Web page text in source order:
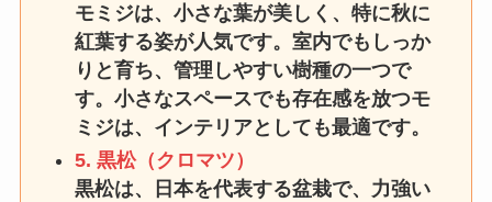
モミジは、小さな葉が美しく、特に秋に
紅葉する姿が人気です。室内でもしっか
りと育ち、管理しやすい樹種の一つで
す。小さなスペースでも存在感を放つモ
ミジは、インテリアとしても最適です。
5. 黒松（クロマツ）
黒松は、日本を代表する盆栽で、力強い